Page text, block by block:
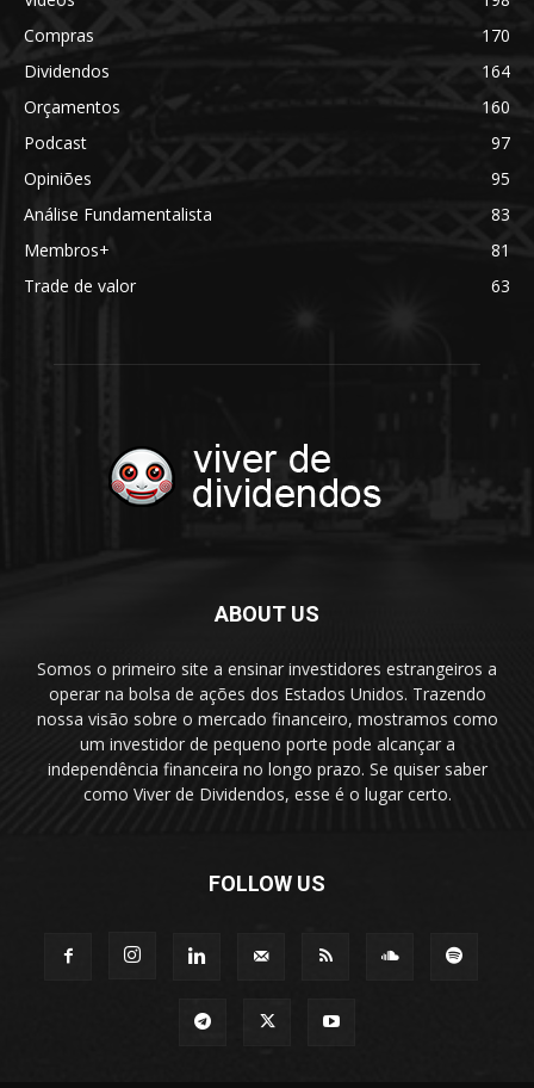
Compras
170
Dividendos
164
Orçamentos
160
Podcast
97
Opiniões
95
Análise Fundamentalista
83
Membros+
81
Trade de valor
63
ABOUT US
Somos o primeiro site a ensinar investidores estrangeiros a
operar na bolsa de ações dos Estados Unidos. Trazendo
nossa visão sobre o mercado financeiro, mostramos como
um investidor de pequeno porte pode alcançar a
independência financeira no longo prazo. Se quiser saber
como Viver de Dividendos, esse é o lugar certo.
FOLLOW US